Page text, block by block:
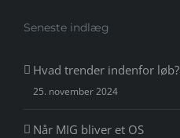
Seneste indlæg
Hvad trender indenfor løb?
25. november 2024
Når MIG bliver et OS